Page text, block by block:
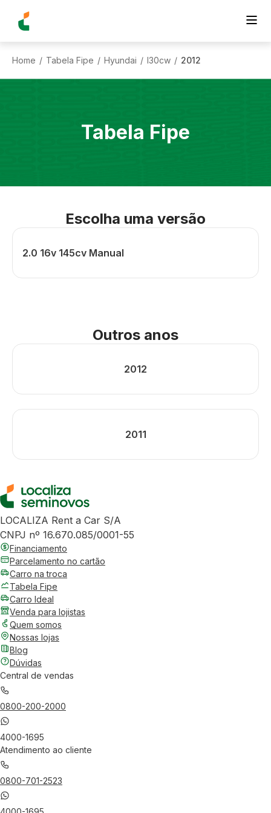
Home / Tabela Fipe / Hyundai / I30cw / 2012
Tabela Fipe
Escolha uma versão
2.0 16v 145cv Manual
Outros anos
2012
2011
LOCALIZA Rent a Car S/A
CNPJ nº 16.670.085/0001-55
Financiamento
Parcelamento no cartão
Carro na troca
Tabela Fipe
Carro Ideal
Venda para lojistas
Quem somos
Nossas lojas
Blog
Dúvidas
Central de vendas
0800-200-2000
4000-1695
Atendimento ao cliente
0800-701-2523